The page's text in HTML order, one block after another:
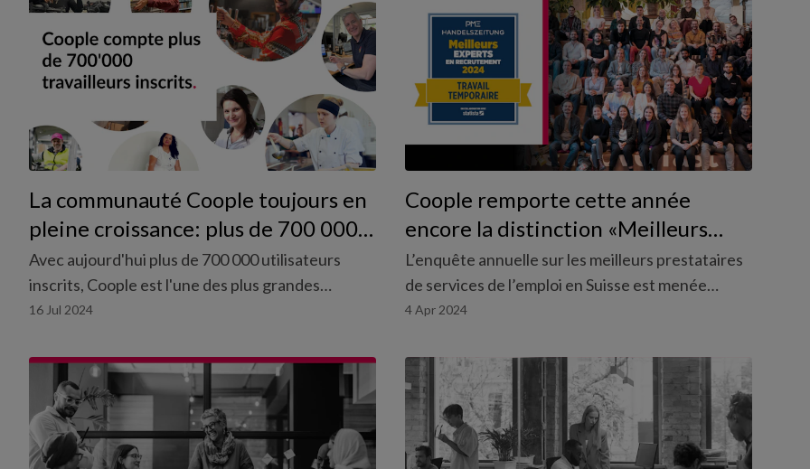
en adaptant sa reprise à ses obligations familiales.
La communauté Coople toujours en
pleine croissance: plus de 700 000
travailleurs enregistrés
Avec aujourd'hui plus de 700 000 utilisateurs
inscrits, Coople est l'une des plus grandes
communautés d'employés de Suisse, voire
16 Jul 2024
Coople remporte cette année
encore la distinction «Meilleurs
experts en recrutement de travail
temporaire 2024»
L’enquête annuelle sur les meilleurs prestataires
de services de l’emploi en Suisse est menée
conjointement par PME, la Handelszeitung et
fois de plus obtenu un score parfait dans la
catégorie «travail temporaire».
4 Apr 2024